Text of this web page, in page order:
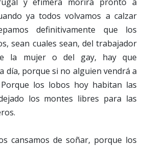
ya todos volvamos a calzar
definitivamente que los
sean cuales sean, del trabajador
la mujer o del gay, hay que
día, porque si no alguien vendrá a
los lobos hoy habitan las
los montes libres para las
cansamos de soñar, porque los